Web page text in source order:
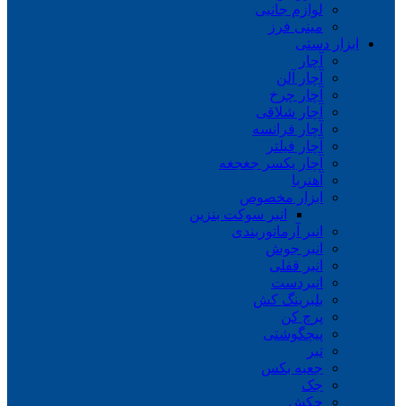
لوازم جانبی
مینی فرز
ابزار دستی
آچار
آچار آلن
آچار چرخ
آچار شلاقی
آچار فرانسه
آچار فیلتر
آچار یکسر جغجغه
آهنربا
ابزار مخصوص
انبر سوکت بنزین
انبر آرماتوربندی
انبر جوش
انبر قفلی
انبردست
بلبرینگ کش
پرچ کن
پیچگوشتی
تبر
جعبه بکس
جک
چکش